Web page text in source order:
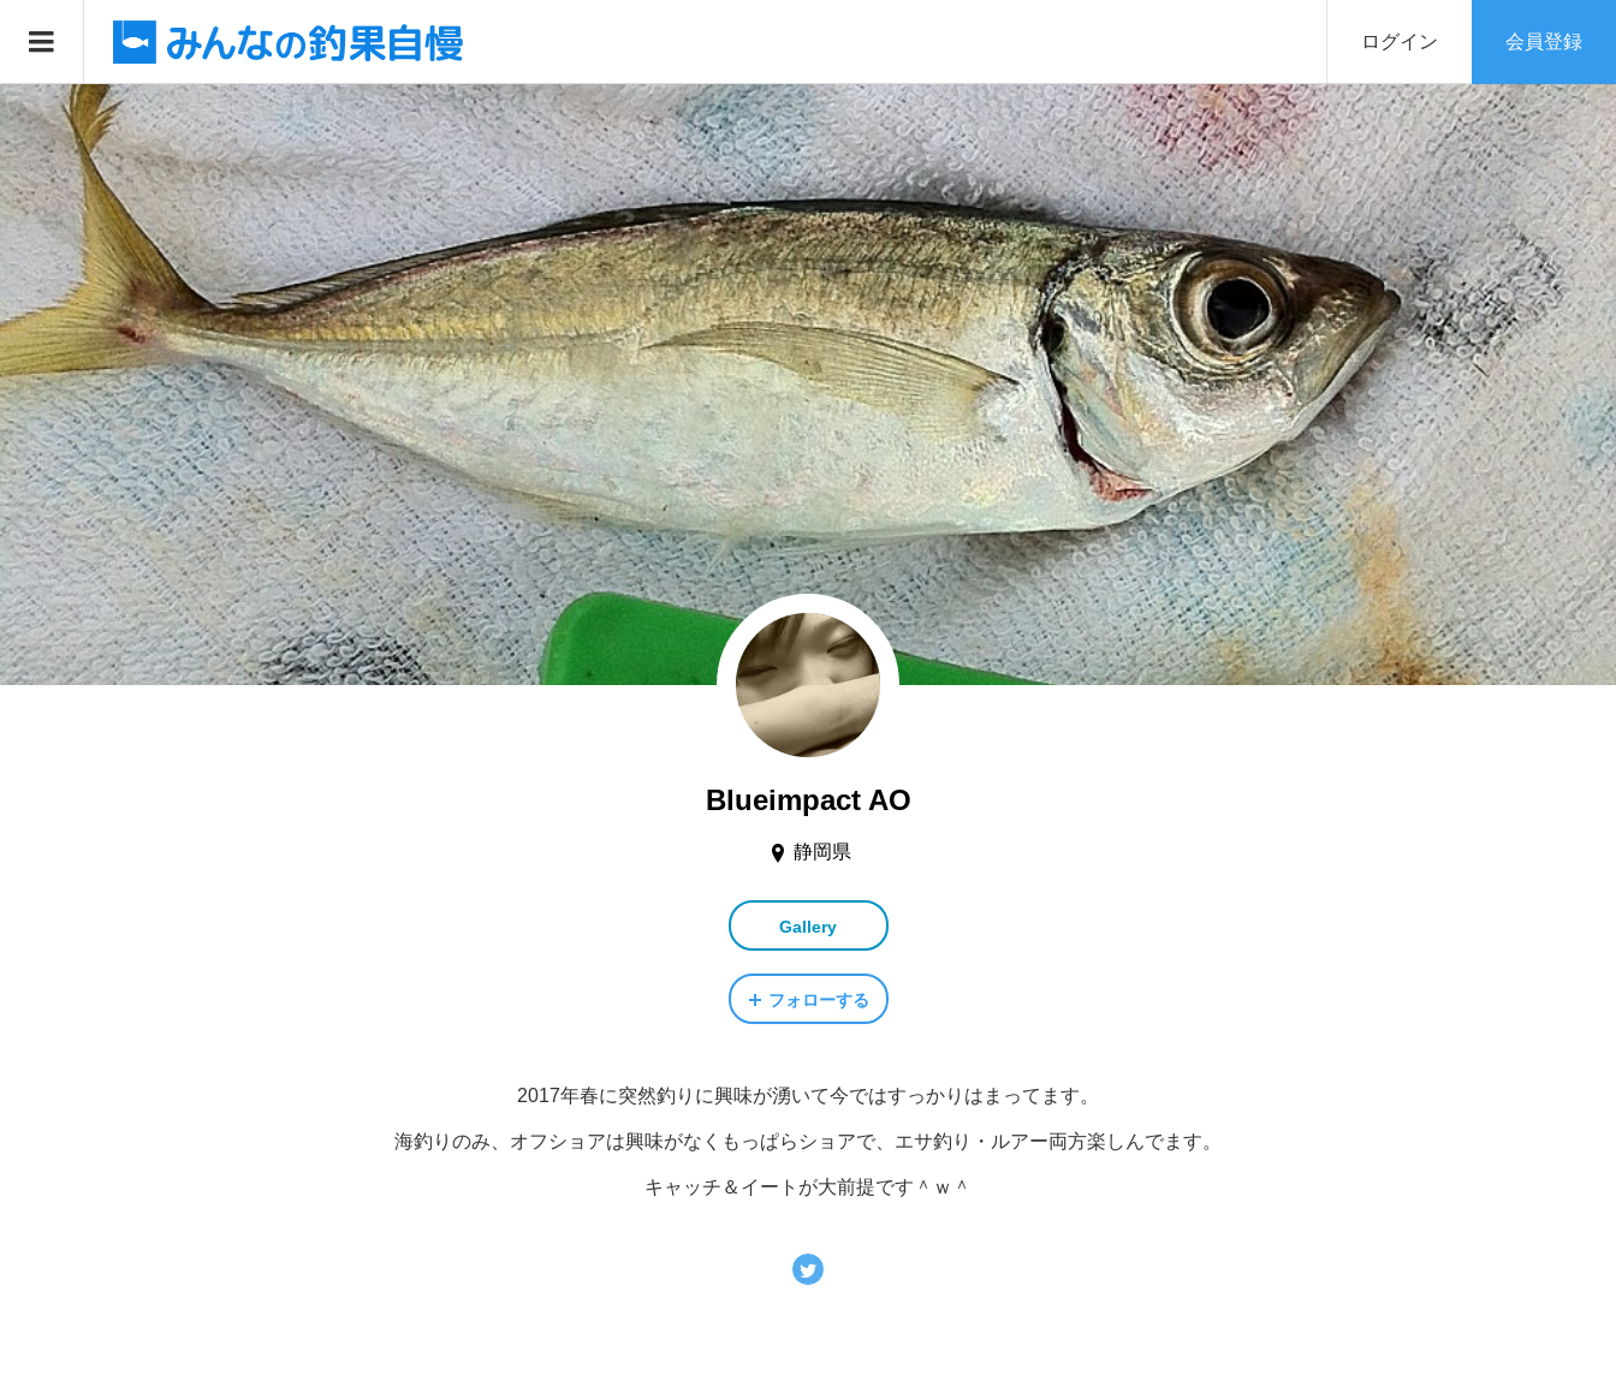
ログイン 会員登録
Blueimpact AO
静岡県
Gallery
フォローする
2017年春に突然釣りに興味が湧いて今ではすっかりはまってます。
海釣りのみ、オフショアは興味がなくもっぱらショアで、エサ釣り・ルアー両方楽しんでます。
キャッチ＆イートが大前提です＾ｗ＾